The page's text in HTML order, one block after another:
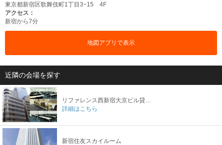
東京都新宿区歌舞伎町1丁目3−15 4F
アクセス：
新宿から7分
地図アプリで表示
近隣の会場を探す
詳細はこちら
新宿住友スカイルーム